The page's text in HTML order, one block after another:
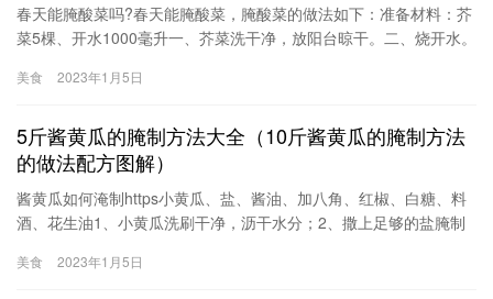
春天能腌酸菜吗?春天能腌酸菜，腌酸菜的做法如下：准备材料：芥
菜5棵、开水1000毫升一、芥菜洗干净，放阳台晾干。二、烧开水。
瓶子里。五、瓶子要提前清洗干净，晾干，瓶子一定是不能沾油
硬，有点重量的东西压在菜上
美食 2023年1月5日
5斤酱黄瓜的腌制方法大全（10斤酱黄瓜的腌制方法
的做法配方图解）
酱黄瓜如何淹制https小黄瓜、盐、酱油、加八角、红椒、白糖、料
酒、花生油1、小黄瓜洗刷干净，沥干水分；2、撒上足够的盐腌制
右的酱油，加八角、红椒、白糖、料酒烧开；5、加入适量花生油，
美食 2023年1月5日